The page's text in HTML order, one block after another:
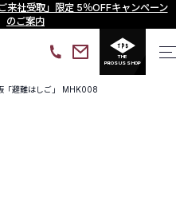
来社受取」限定 5％OFFキャンペーン
のご案内
THE
PROSUS SHOP
「避難はしご」 MHK008